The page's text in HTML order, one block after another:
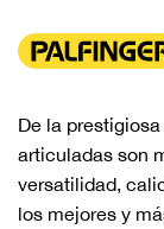
De la
articuladas son
versatilidad,
los mejores y